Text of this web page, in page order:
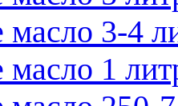
масло 3-4
масло 1